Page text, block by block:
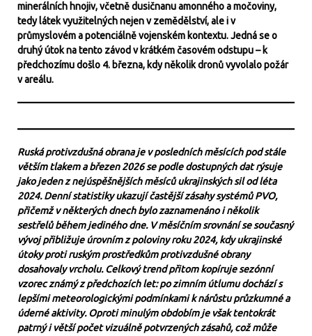
minerálních hnojiv, včetně dusičnanu amonného a močoviny,
tedy látek využitelných nejen v zemědělství, ale i v
průmyslovém a potenciálně vojenském kontextu. Jedná se o
druhý útok na tento závod v krátkém časovém odstupu – k
předchozímu došlo 4. března, kdy několik dronů vyvolalo požár
v areálu.
Ruská protivzdušná obrana je v posledních měsících pod stále
větším tlakem a březen 2026 se podle dostupných dat rýsuje
jako jeden z nejúspěšnějších měsíců ukrajinských sil od léta
2024. Denní statistiky ukazují častější zásahy systémů PVO,
přičemž v některých dnech bylo zaznamenáno i několik
sestřelů během jediného dne. V měsíčním srovnání se současný
vývoj přibližuje úrovním z poloviny roku 2024, kdy ukrajinské
útoky proti ruským prostředkům protivzdušné obrany
dosahovaly vrcholu. Celkový trend přitom kopíruje sezónní
vzorec známý z předchozích let: po zimním útlumu dochází s
lepšími meteorologickými podmínkami k nárůstu průzkumné a
úderné aktivity. Oproti minulým obdobím je však tentokrát
patrný i větší počet vizuálně potvrzených zásahů, což může